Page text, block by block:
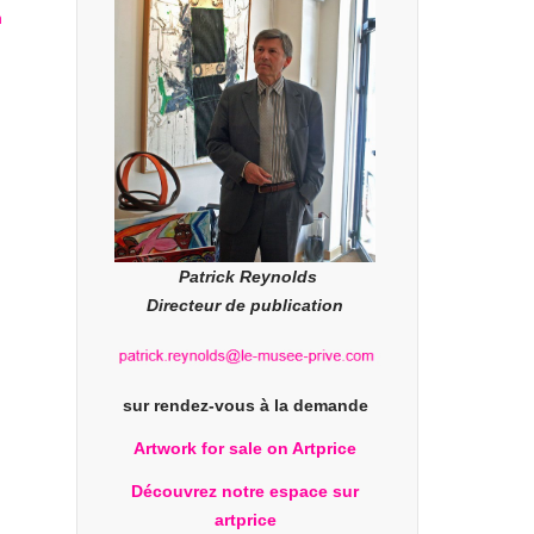
Patrick Reynolds
Directeur de publication
sur rendez-vous à la demande
Artwork for sale on Artprice
Découvrez notre espace sur
artprice